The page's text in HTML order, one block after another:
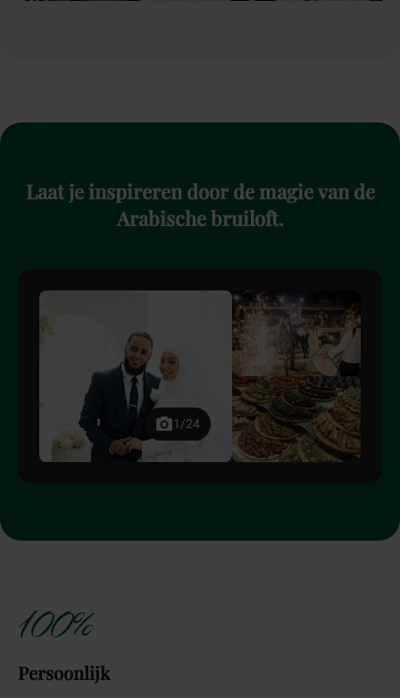
Laatjeinspireren door demagievan de
Arabischebruiloft.
1/24
100%
Persoonlijk